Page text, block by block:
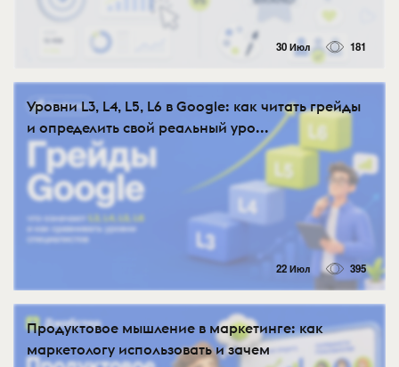
30 Июл 181
Уровни L3, L4, L5, L6 в Google: как читать грейды
и определить свой реальный уро...
22 Июл 395
Продуктовое мышление в маркетинге: как
маркетологу использовать и зачем